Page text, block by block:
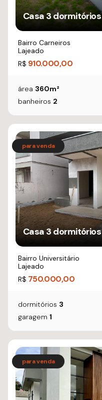
Casa 3 dormitórios
Bairro Carneiros
Lajeado
R$ 910.000,00
área 360m²
banheiros 2
Casa 3 dormitórios
Bairro Universitário
Lajeado
R$ 750.000,00
dormitórios 3
garagem 1